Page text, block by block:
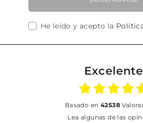
He leído y acepto la
Excelente
basado en 42538
Lea algunas de las opiniones